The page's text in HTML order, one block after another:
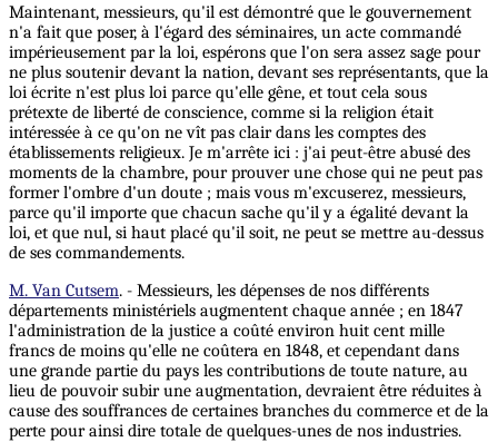
Maintenant, messieurs, qu'il est démontré que le gouvernement
n'a fait que poser, à l'égard des séminaires, un acte commandé
impérieusement par la loi, espérons que l'on sera assez sage pour
ne plus soutenir devant la nation, devant ses représentants, que la
loi écrite n'est plus loi parce qu'elle gêne, et tout cela sous
prétexte de liberté de conscience, comme si la religion était
intéressée à ce qu'on ne vît pas clair dans les comptes des
établissements religieux. Je m'arrête ici : j'ai peut-être abusé des
moments de la chambre, pour prouver une chose qui ne peut pas
former l'ombre d'un doute ; mais vous m'excuserez, messieurs,
parce qu'il importe que chacun sache qu'il y a égalité devant la
loi, et que nul, si haut placé qu'il soit, ne peut se mettre au-dessus
de ses commandements.
M. Van Cutsem. - Messieurs, les dépenses de nos différents
départements ministériels augmentent chaque année ; en 1847
l'administration de la justice a coûté environ huit cent mille
francs de moins qu'elle ne coûtera en 1848, et cependant dans
une grande partie du pays les contributions de toute nature, au
lieu de pouvoir subir une augmentation, devraient être réduites à
cause des souffrances de certaines branches du commerce et de la
perte pour ainsi dire totale de quelques-unes de nos industries.